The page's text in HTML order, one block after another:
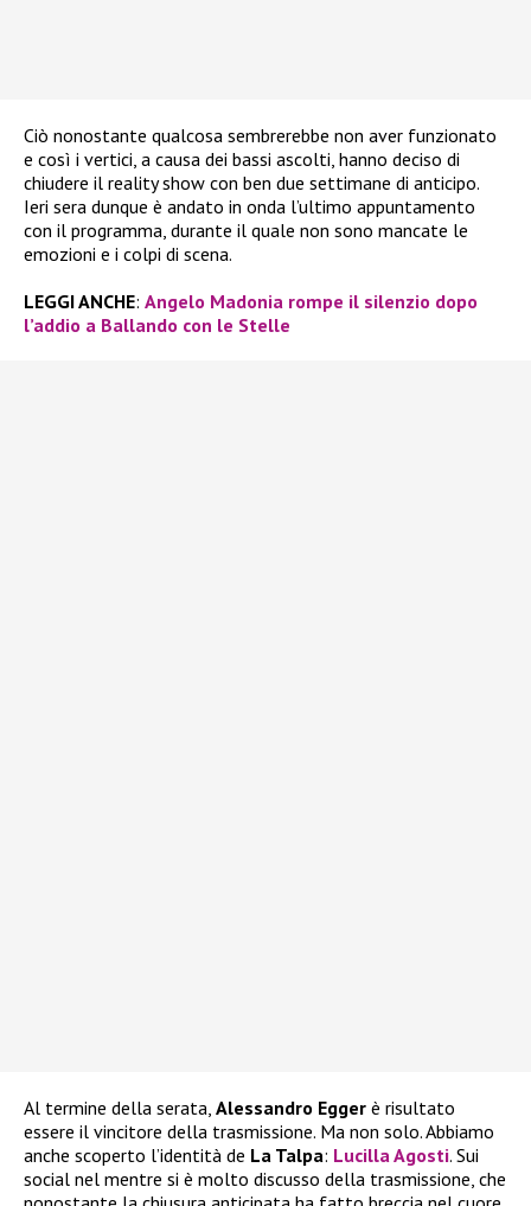
Ciò nonostante qualcosa sembrerebbe non aver funzionato
e così i vertici, a causa dei bassi ascolti, hanno deciso di
chiudere il reality show con ben due settimane di anticipo.
Ieri sera dunque è andato in onda l’ultimo appuntamento
con il programma, durante il quale non sono mancate le
emozioni e i colpi di scena.
LEGGI ANCHE: Angelo Madonia rompe il silenzio dopo
l’addio a Ballando con le Stelle
Al termine della serata, Alessandro Egger è risultato
essere il vincitore della trasmissione. Ma non solo. Abbiamo
anche scoperto l’identità de La Talpa: Lucilla Agosti. Sui
social nel mentre si è molto discusso della trasmissione, che